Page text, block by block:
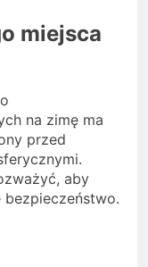
miejsca
na zimę ma
przed
aby